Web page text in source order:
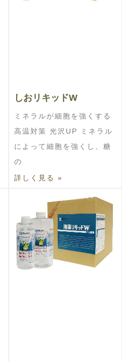
しおリキッドW
ミネラルが細胞を強くする
高温対策 光沢UP ミネラル
によって細胞を強くし、糖
の
詳しく見る »